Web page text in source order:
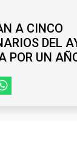
A CINCO
DEL
POR UN